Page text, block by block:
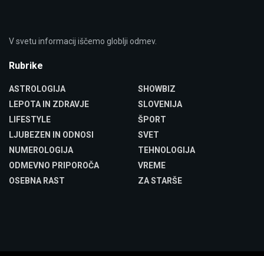
V svetu informacij iščemo globlji odmev.
Rubrike
ASTROLOGIJA
LEPOTA IN ZDRAVJE
LIFESTYLE
LJUBEZEN IN ODNOSI
NUMEROLOGIJA
ODMEVNO PRIPOROČA
OSEBNA RAST
SHOWBIZ
SLOVENIJA
ŠPORT
SVET
TEHNOLOGIJA
VREME
ZA STARŠE